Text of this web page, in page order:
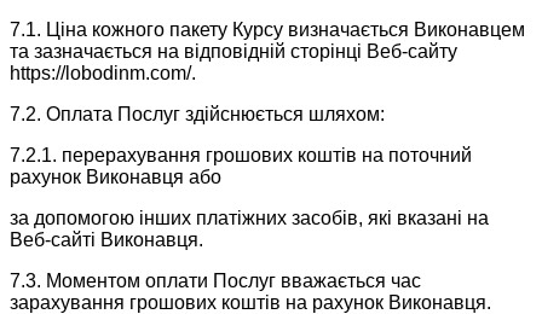
7.1. Ціна кожного пакету Курсу визначається Виконавцем
та зазначається на відповідній сторінці Веб-сайту
https://lobodinm.com/.
7.2. Оплата Послуг здійснюється шляхом:
7.2.1. перерахування грошових коштів на поточний
рахунок Виконавця або
за допомогою інших платіжних засобів, які вказані на
Веб-сайті Виконавця.
7.3. Моментом оплати Послуг вважається час
зарахування грошових коштів на рахунок Виконавця.